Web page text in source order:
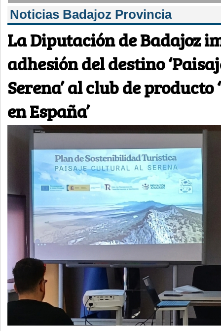
Noticias Badajoz Provincia
La Diputación de Badajoz
adhesión del destino
Serena’ al club de producto
en España’